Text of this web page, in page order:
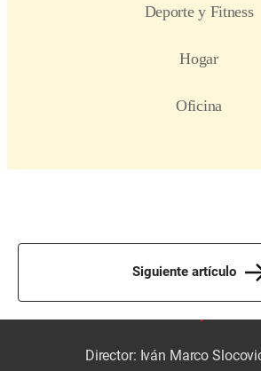
Siguiente artículo
Director: Iván Marco